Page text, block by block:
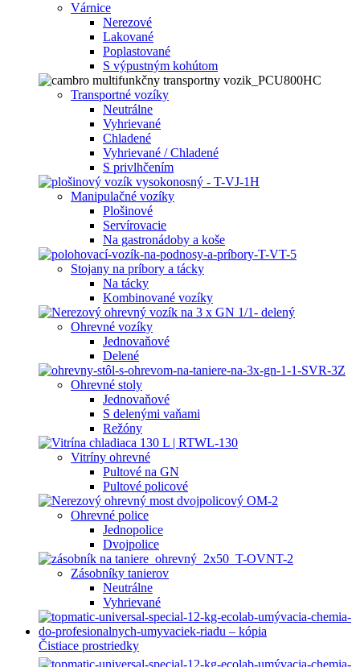
Várnice
Nerezové
Lakované
Poplastované
S výpustným kohútom
Transportné vozíky
Neutrálne
Vyhrievané
Chladené
Vyhrievané / Chladené
S privlhčením
Manipulačné vozíky
Plošinové
Servírovacie
Na gastronádoby a koše
Stojany na príbory a tácky
Na tácky
Kombinované vozíky
Ohrevné vozíky
Jednovaňové
Delené
Ohrevné stoly
Jednovaňové
S delenými vaňami
Režóny
Vitríny ohrevné
Pultové na GN
Pultové policové
Ohrevné police
Jednopolice
Dvojpolice
Zásobníky tanierov
Neutrálne
Vyhrievané
Čistiace prostriedky